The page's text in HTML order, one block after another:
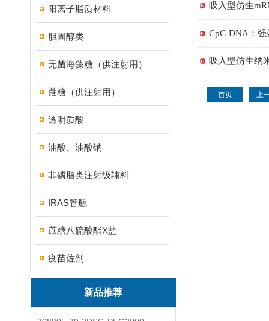
阳离子脂质材料
胆固醇类
无菌海藻糖（供注射用）
蔗糖（供注射用）
透明质酸
油酸、油酸钠
非磷脂类注射级辅料
IRAS管瓶
蔗糖八硫酸酯X盐
疫苗佐剂
新品推荐
吸入型仿生
CpG DNA：
吸入型仿生纳
首页 上